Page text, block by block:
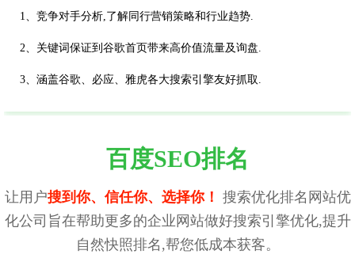
1、竞争对手分析,了解同行营销策略和行业趋势.
2、关键词保证到谷歌首页带来高价值流量及询盘.
3、涵盖谷歌、必应、雅虎各大搜索引擎友好抓取.
百度SEO排名
让用户搜到你、信任你、选择你！ 搜索优化排名网站优
化公司旨在帮助更多的企业网站做好搜索引擎优化,提升
自然快照排名,帮您低成本获客。